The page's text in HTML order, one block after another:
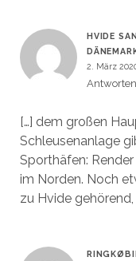
HVIDE
2. März
Antworten
[…] dem großen
Schleusenanlage
Sporthäfen:
im Norden. Noch
zu Hvide gehörend,